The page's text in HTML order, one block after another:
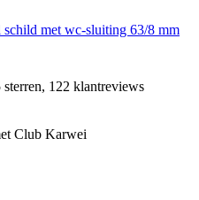
met wc-sluiting 63/8 mm
122 klantreviews
Club Karwei